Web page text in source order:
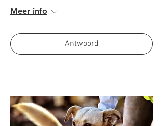
Meer info
Antwoord